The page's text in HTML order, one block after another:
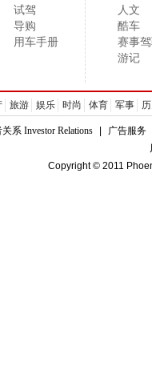
试驾
导购
用车手册
人文
酷车
赛事
游记
旅游 娱乐 时尚 体育 军事
系 Investor Relations
广告服务
Copyright © 2011